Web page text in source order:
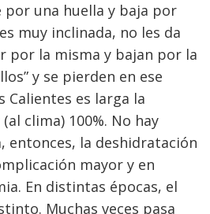
por una huella y baja por
muy inclinada, no les da
por la misma y bajan por la
y se pierden en ese
Calientes es larga la
clima) 100%. No hay
entonces, la deshidratación
mayor y en
En distintas épocas, el
Muchas veces pasa